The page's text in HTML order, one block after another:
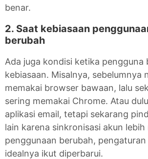
benar.
2. Saat kebiasaan
berubah
Ada juga kondisi ketika pengguna
kebiasaan. Misalnya, sebelumnya
memakai browser bawaan, lalu
sering memakai Chrome. Atau
aplikasi email, tetapi sekarang
lain karena sinkronisasi akun lebih
penggunaan berubah,
idealnya ikut diperbarui.